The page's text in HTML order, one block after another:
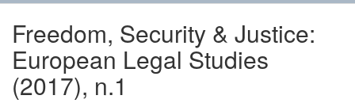
Freedom, Security & Justice:
European Legal Studies
(2017), n.1